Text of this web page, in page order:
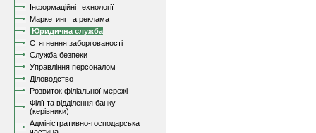
Інформаційні технології
Маркетинг та реклама
Юридична служба
Стягнення заборгованості
Служба безпеки
Управління персоналом
Діловодство
Розвиток філіальної мережі
Філії та відділення банку
(керівники)
Адміністративно-господарська